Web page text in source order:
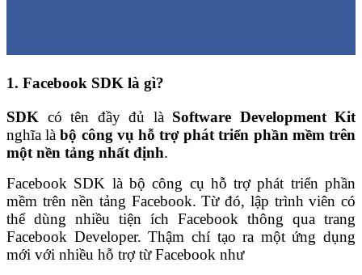
1. Facebook SDK là gì?
SDK có tên đầy đủ là Software Development Kit
nghĩa làbộ công vụ hỗ trợ phát triển phần mềm trên
một nền tảng nhất định.
Facebook SDK là bộ công cụ hỗ trợ phát triển phần
mềm trên nền tảng Facebook. Từ đó, lập trình viên có
thể dùng nhiều tiện ích Facebook thông qua trang
Facebook Developer. Thậm chí tạo ra một ứng dụng
mới với nhiều hỗ trợ từ Facebook như